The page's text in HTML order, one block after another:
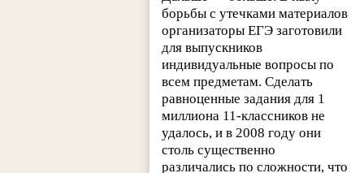
борьбы с утечками материалов
организаторы ЕГЭ заготовили
для выпускников
индивидуальные вопросы по
всем предметам. Сделать
равноценные задания для 1
миллиона 11-классников не
удалось, и в 2008 году они
столь существенно
различались по сложности, что